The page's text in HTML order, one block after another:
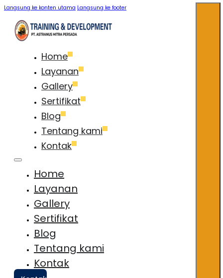
Langsung ke konten utama Langsung ke footer
Home
Layanan
Gallery
Sertifikat
Blog
Tentang kami
Kontak
Home
Layanan
Gallery
Sertifikat
Blog
Tentang kami
Kontak